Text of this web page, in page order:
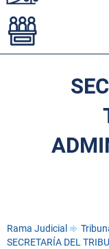
Rama Judicial
SECRETARÍA DEL